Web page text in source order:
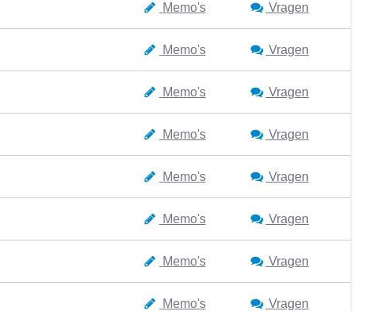
Memo's Vragen
Memo's Vragen
Memo's Vragen
Memo's Vragen
Memo's Vragen
Memo's Vragen
Memo's Vragen
Memo's Vragen